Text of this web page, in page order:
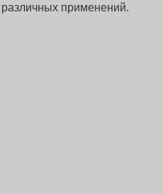
различных применений.